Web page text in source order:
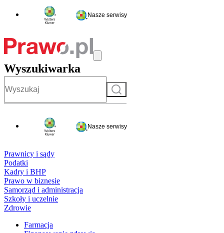
Nasze serwisy
Wyszukiwarka
Szukaj
Nasze serwisy
Prawnicy i sądy
Podatki
Kadry i BHP
Prawo w biznesie
Samorząd i administracja
Szkoły i uczelnie
Zdrowie
Farmacja